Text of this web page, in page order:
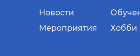
Новости
Мероприятия
Хобби